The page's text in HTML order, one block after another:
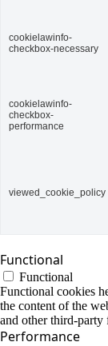
cookielawinfo-
checkbox-necessary
cookielawinfo-
checkbox-
performance
viewed_cookie_policy
Functional
Functional
Functional cookies
the content of the
and other third-party
Performance